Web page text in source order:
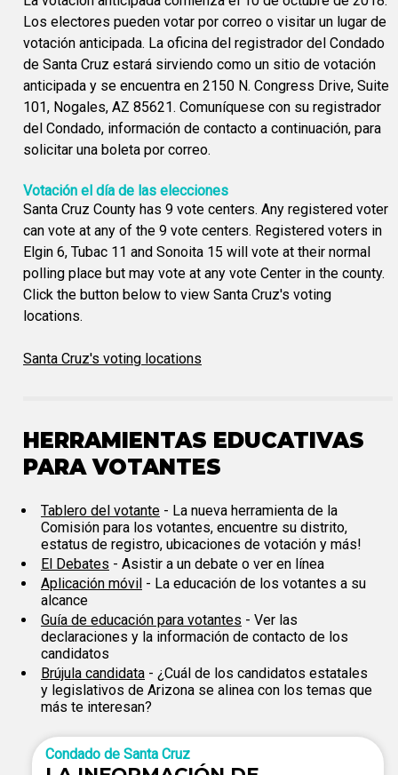
Los electores pueden votar por correo o visitar un lugar de
votación anticipada. La oficina del registrador del Condado
de Santa Cruz estará sirviendo como un sitio de votación
anticipada y se encuentra en 2150 N. Congress Drive, Suite
101, Nogales, AZ 85621. Comuníquese con su registrador
del Condado, información de contacto a continuación, para
solicitar una boleta por correo.
Votación el día de las elecciones
Santa Cruz County has 9 vote centers. Any registered voter
can vote at any of the 9 vote centers. Registered voters in
Elgin 6, Tubac 11 and Sonoita 15 will vote at their normal
polling place but may vote at any vote Center in the county.
Click the button below to view Santa Cruz's voting
locations.
Santa Cruz's voting locations
HERRAMIENTAS EDUCATIVAS
PARA VOTANTES
Tablero del votante - La nueva herramienta de la
Comisión para los votantes, encuentre su distrito,
estatus de registro, ubicaciones de votación y más!
El Debates - Asistir a un debate o ver en línea
Aplicación móvil - La educación de los votantes a su
alcance
Guía de educación para votantes - Ver las
declaraciones y la información de contacto de los
candidatos
Brújula candidata - ¿Cuál de los candidatos estatales
y legislativos de Arizona se alinea con los temas que
más te interesan?
Condado de Santa Cruz